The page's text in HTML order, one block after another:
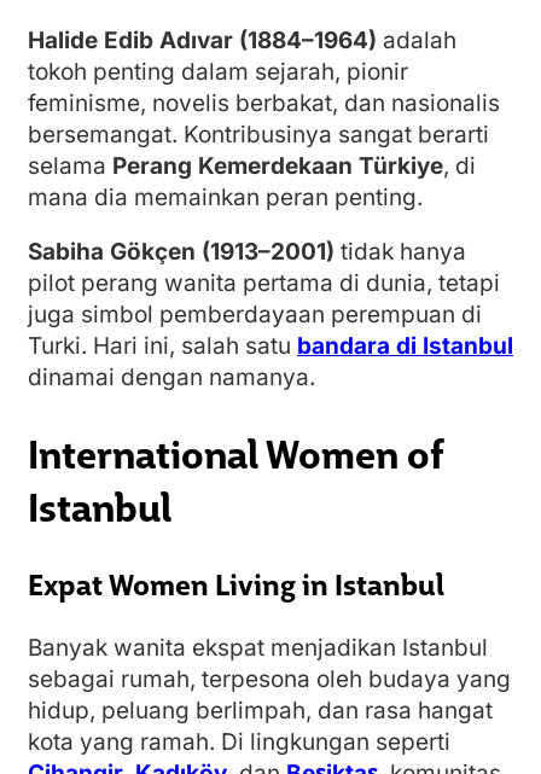
Halide Edib Adıvar (1884–1964) adalah
tokoh penting dalam sejarah, pionir
feminisme, novelis berbakat, dan nasionalis
bersemangat. Kontribusinya sangat berarti
selama Perang Kemerdekaan Türkiye, di
mana dia memainkan peran penting.
Sabiha Gökçen (1913–2001) tidak hanya
pilot perang wanita pertama di dunia, tetapi
juga simbol pemberdayaan perempuan di
Turki. Hari ini, salah satu bandara di Istanbul
dinamai dengan namanya.
International Women of
Istanbul
Expat Women Living in Istanbul
Banyak wanita ekspat menjadikan Istanbul
sebagai rumah, terpesona oleh budaya yang
hidup, peluang berlimpah, dan rasa hangat
kota yang ramah. Di lingkungan seperti